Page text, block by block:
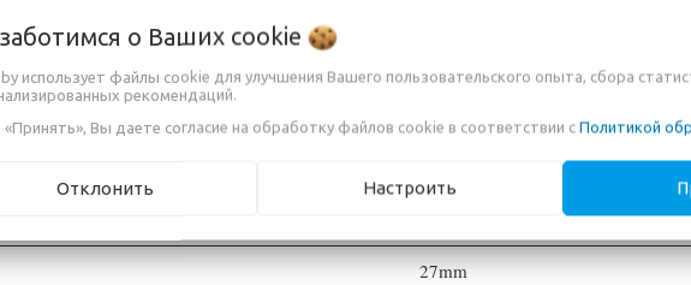
27mm
о Ваших cookie
использует файлы cookie для улучшения Вашего пользовательского опыта, сбора
рекомендаций.
Вы даете согласие на обработку файлов cookie в соответствии с Политикой
Отклонить Настроить